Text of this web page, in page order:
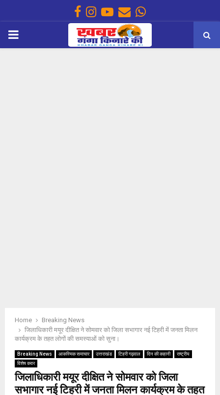
Facebook
Instagram
Youtube
EmailWhatsapp
PRIMARY
Home
Breaking News
जिलाधिकारी मयूर दीक्षित ने सोमवार को जिला सभागार नई टिहरी में जनता मिलन
कार्यक्रम के तहत लोगों की समस्याओं को सुना।
Breaking News आकस्मिक समाचार उत्तराखंड टिहरी गढ़वाल दिन की कहानी
राष्ट्रीय
विशेष कवर
जिलाधिकारी मयूर दीक्षित ने सोमवार को जिला
सभागार नई टिहरी में जनता मिलन कार्यक्रम के तहत